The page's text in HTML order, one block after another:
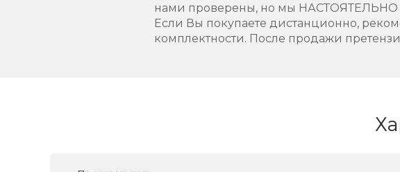
нами проверены, но мы НАСТОЯТЕЛЬНО
Если Вы покупаете дистанционно,
комплектности. После продажи